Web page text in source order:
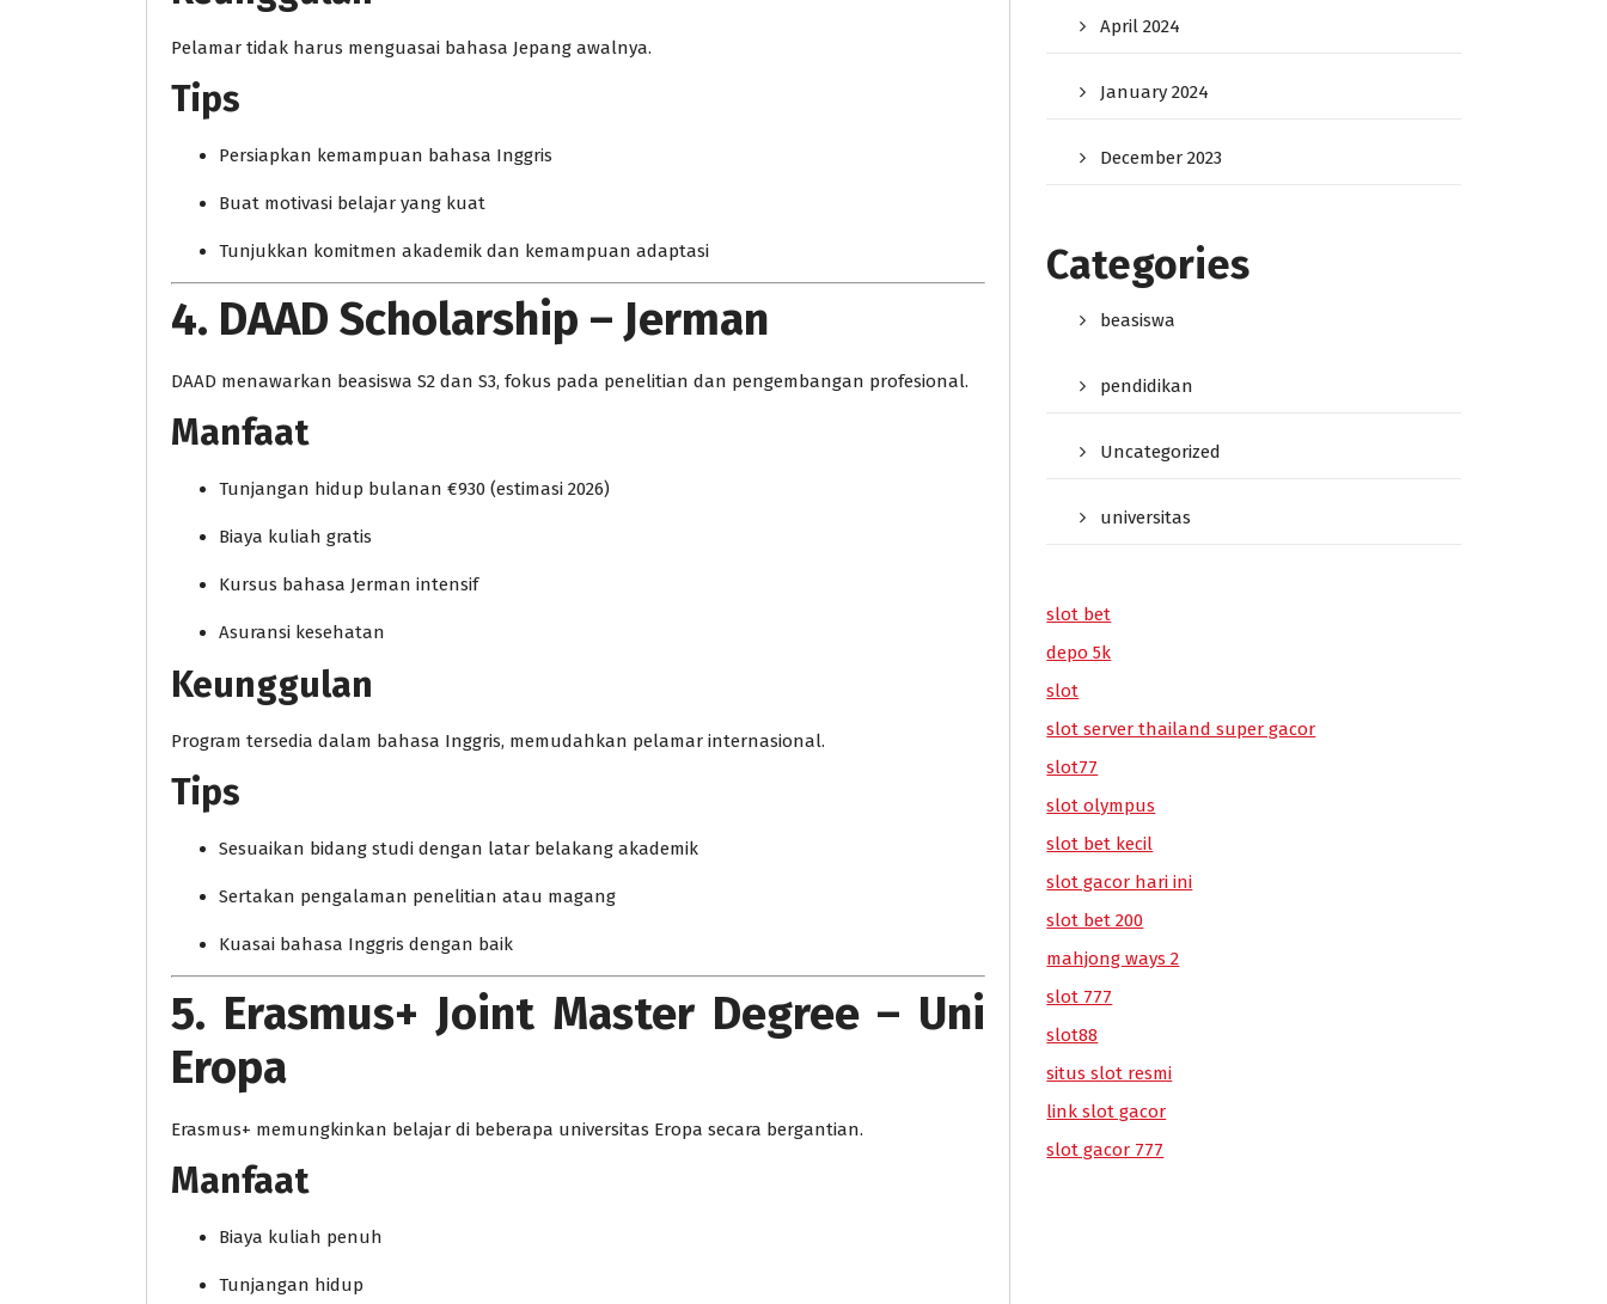
Pelamar tidak harus menguasai bahasa Jepang awalnya.
Tips
Persiapkan kemampuan bahasa Inggris
Buat motivasi belajar yang kuat
Tunjukkan komitmen akademik dan kemampuan adaptasi
4. DAAD Scholarship – Jerman
DAAD menawarkan beasiswa S2 dan S3, fokus pada penelitian dan pengembangan profesional.
Manfaat
Tunjangan hidup bulanan €930 (estimasi 2026)
Biaya kuliah gratis
Kursus bahasa Jerman intensif
Asuransi kesehatan
Keunggulan
Program tersedia dalam bahasa Inggris, memudahkan pelamar internasional.
Tips
Sesuaikan bidang studi dengan latar belakang akademik
Sertakan pengalaman penelitian atau magang
Kuasai bahasa Inggris dengan baik
5. Erasmus+ Joint Master Degree – Uni
Eropa
Erasmus+ memungkinkan belajar di beberapa universitas Eropa secara bergantian.
Manfaat
Biaya kuliah penuh
Tunjangan hidup
April 2024
January 2024
December 2023
Categories
beasiswa
pendidikan
Uncategorized
universitas
slot bet
depo 5k
slot
slot server thailand super gacor
slot77
slot olympus
slot bet kecil
slot gacor hari ini
slot bet 200
mahjong ways 2
slot 777
slot88
situs slot resmi
link slot gacor
slot gacor 777